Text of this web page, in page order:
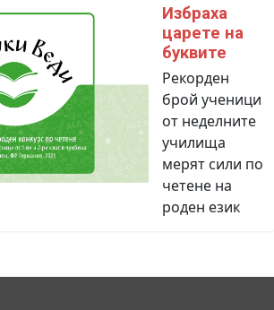
Избраха
царете на
буквите
Рекорден
брой ученици
от неделните
училища
мерят сили по
четене на
роден език